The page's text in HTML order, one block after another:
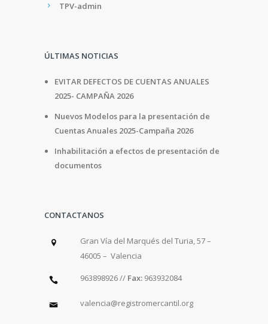
TPV-admin
ÚLTIMAS NOTICIAS
EVITAR DEFECTOS DE CUENTAS ANUALES
2025- CAMPAÑA 2026
Nuevos Modelos para la presentación de
Cuentas Anuales 2025-Campaña 2026
Inhabilitación a efectos de presentación de
documentos
CONTACTANOS
Gran Vía del Marqués del Turia, 57 –
46005 – Valencia
963898926 // Fax: 963932084
valencia@registromercantil.org